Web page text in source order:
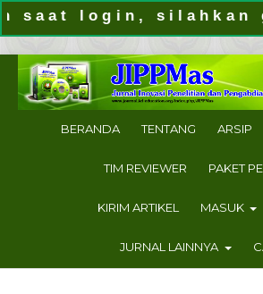
silahkan ganti
BERANDA TENTANG ARSIP
TIM REVIEWER PAKET
KIRIM ARTIKEL MASUK
JURNAL LAINNYA